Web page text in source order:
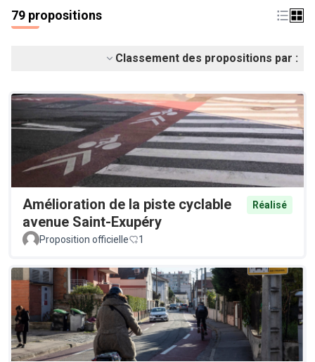
79 propositions
Classement des propositions par :
Amélioration de la piste cyclable
avenue Saint-Exupéry
Réalisé
Proposition officielle 1